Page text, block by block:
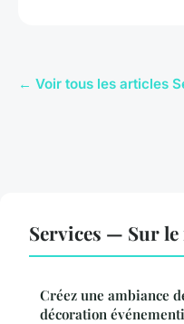
← Voir tous les articles
Services — Sur le
Créez une ambiance
décoration